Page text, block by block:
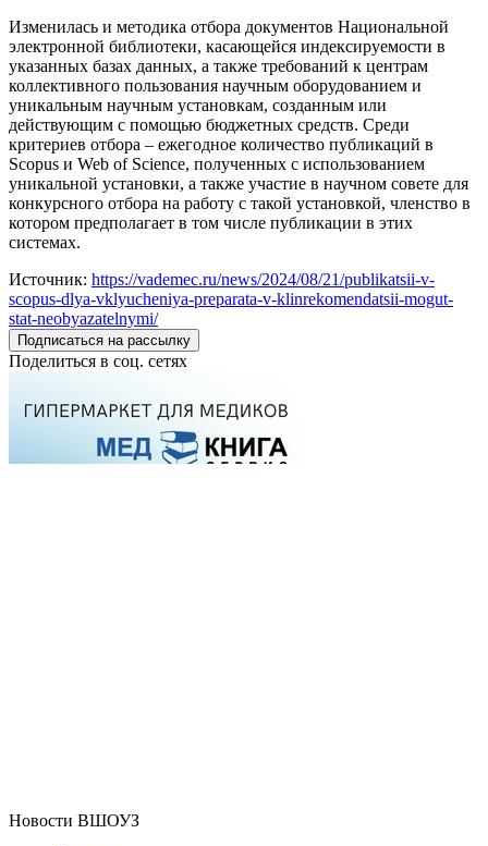
Изменилась и методика отбора документов Национальной
электронной библиотеки, касающейся индексируемости в
указанных базах данных, а также требований к центрам
коллективного пользования научным оборудованием и
уникальным научным установкам, созданным или
действующим с помощью бюджетных средств. Среди
критериев отбора – ежегодное количество публикаций в
Scopus и Web of Science, полученных с использованием
уникальной установки, а также участие в научном совете для
конкурсного отбора на работу с такой установкой, членство в
котором предполагает в том числе публикации в этих
системах.
Источник: https://vademec.ru/news/2024/08/21/publikatsii-v-
scopus-dlya-vklyucheniya-preparata-v-klinrekomendatsii-mogut-
stat-neobyazatelnymi/
Подписаться на рассылку
Поделиться в соц. сетях
Новости ВШОУЗ